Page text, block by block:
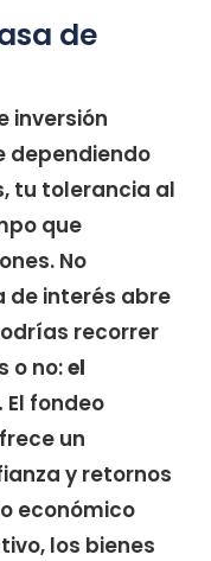
de
inversión
dependiendo
tu tolerancia al
que
No
de interés abre
recorrer
o no:el
El fondeo
un
y retornos
económico
los bienes